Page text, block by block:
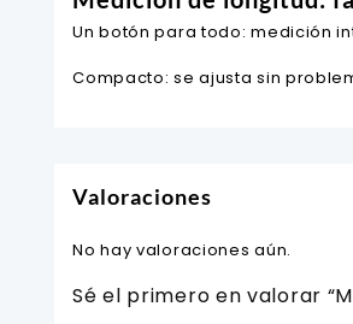
Un botón para todo: medición
Compacto: se ajusta sin
Valoraciones
No hay valoraciones aún.
Sé el primero en valorar